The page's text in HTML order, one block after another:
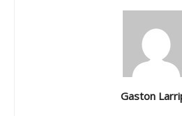
Gaston